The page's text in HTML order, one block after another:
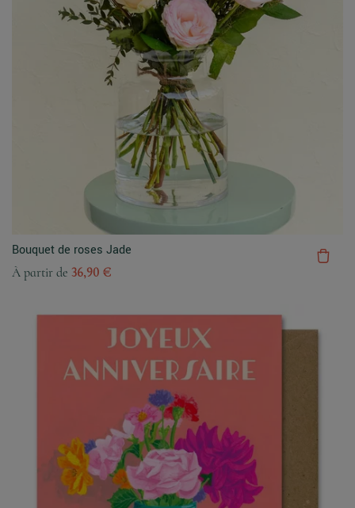
Bouquet de roses Jade
À partir de 36,90 €